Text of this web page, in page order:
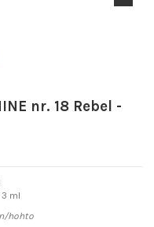
nr. 18 Rebel -
ml
hohto